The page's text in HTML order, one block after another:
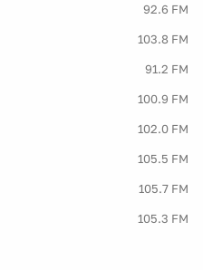
92.6 FM
103.8 FM
91.2 FM
100.9 FM
102.0 FM
105.5 FM
105.7 FM
105.3 FM